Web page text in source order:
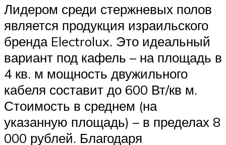
Лидером среди стержневых полов
является продукция израильского
бренда Electrolux. Это идеальный
вариант под кафель – на площадь в
4 кв. м мощность двужильного
кабеля составит до 600 Вт/кв м.
Стоимость в среднем (на
указанную площадь) – в пределах 8
000 рублей. Благодаря